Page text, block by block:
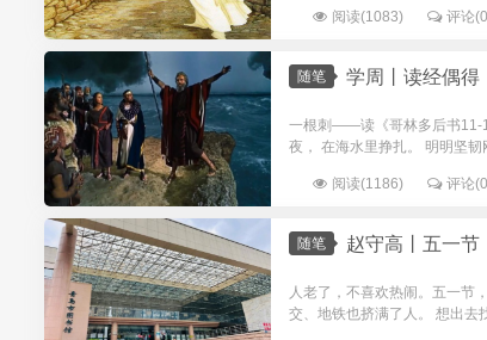
阅读(1083) 评论
随笔 学周丨读经偶得
一根刺——读《哥林多后书11-
夜， 在海水里挣扎。 明明坚
阅读(1186) 评论
随笔 赵守高丨五一节
人老了，不喜欢热闹。五一节
交、地铁也挤满了人。 想出去